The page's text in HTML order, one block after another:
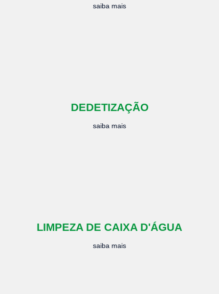
saiba mais
DEDETIZAÇÃO
saiba mais
LIMPEZA DE CAIXA D'ÁGUA
saiba mais